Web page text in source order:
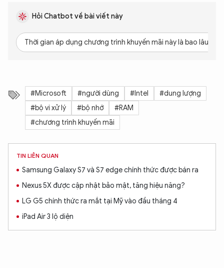
Hỏi Chatbot về bài viết này
Thời gian áp dụng chương trình khuyến mãi này là bao lâu?
#Microsoft #người dùng #Intel
#dung lượng
#bộ vi xử lý
#bộ nhớ
#RAM
#chương trình khuyến mãi
TIN LIÊN QUAN
Samsung Galaxy S7 và S7 edge chính thức được bán ra
Nexus 5X được cập nhật bảo mật, tăng hiệu năng?
LG G5 chính thức ra mắt tại Mỹ vào đầu tháng 4
iPad Air 3 lộ diện